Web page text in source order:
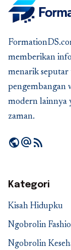
memberikan
menarik
pengembangan
modern lainnya
zaman.
publicalternate_emailrss_feed
Kategori
Kisah Hidupku
Ngobrolin
Ngobrolin